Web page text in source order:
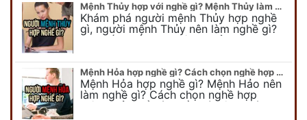
Mệnh Thủy hợp với nghề gì? Mệnh Thủy làm nghề gì để #Ăn nên làm ra
Khám phá người mệnh Thủy hợp nghề
gì, người mệnh Thủy nên làm nghề gì?
Chi tiết nghề hợp mệnh Thủy sẽ được
Mệnh Hỏa hợp nghề gì? Cách chọn nghề hợp mệnh Hỏa hút nhiều tài lộc
Mệnh Hỏa hợp nghề gì? Mệnh Hảo nên
làm nghề gì? Cách chọn nghề hợp
mệnh Hỏa để hút nhiều tài lộc. Giúp